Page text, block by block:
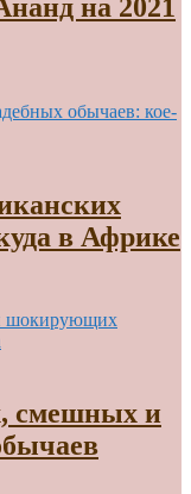
на 2021
в Африке
смешных и